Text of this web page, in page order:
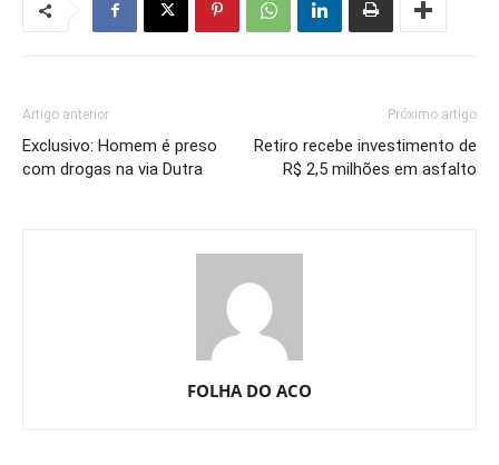
Artigo anterior
Exclusivo: Homem é preso
com drogas na via Dutra
Próximo artigo
Retiro recebe investimento de
R$ 2,5 milhões em asfalto
FOLHA DO ACO